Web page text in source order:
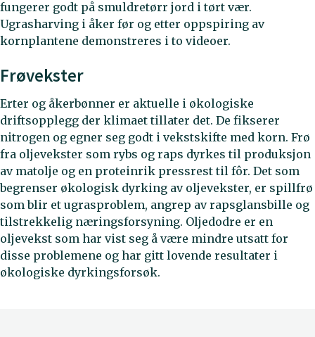
fungerer godt på smuldretørr jord i tørt vær.
Ugrasharving i åker før og etter oppspiring av
kornplantene demonstreres i to videoer.
Frøvekster
Erter og åkerbønner er aktuelle i økologiske
driftsopplegg der klimaet tillater det. De fikserer
nitrogen og egner seg godt i vekstskifte med korn. Frø
fra oljevekster som rybs og raps dyrkes til produksjon
av matolje og en proteinrik pressrest til fôr. Det som
begrenser økologisk dyrking av oljevekster, er spillfrø
som blir et ugrasproblem, angrep av rapsglansbille og
tilstrekkelig næringsforsyning. Oljedodre er en
oljevekst som har vist seg å være mindre utsatt for
disse problemene og har gitt lovende resultater i
økologiske dyrkingsforsøk.